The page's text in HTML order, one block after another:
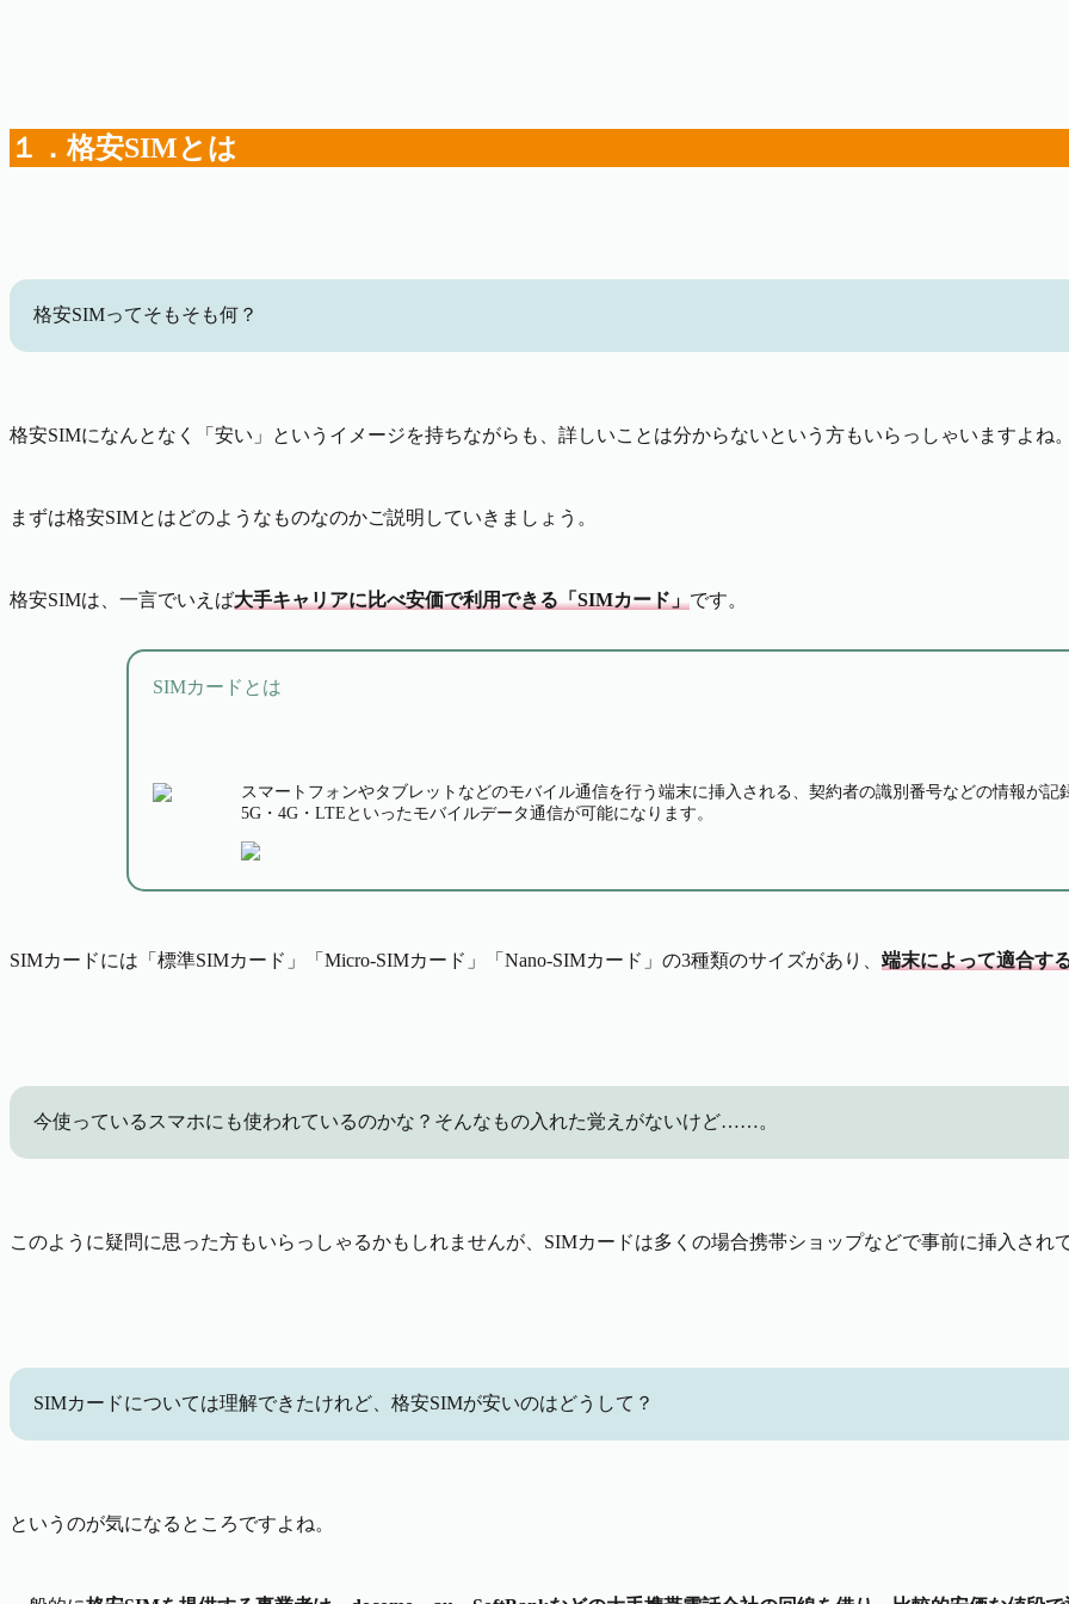
１．格安SIMとは
格安SIMってそもそも何？
格安SIMになんとなく「安い」というイメージを持ちながらも、詳しいことは分からないという方もいらっしゃいますよね
まずは格安SIMとはどのようなものなのかご説明していきましょう。
格安SIMは、一言でいえば大手キャリアに比べ安価で利用できる「SIMカード」です。
SIMカードとは
スマートフォンやタブレットなどのモバイル通信を行う端末に挿入される、契約者の識別番号などの情報が
5G・4G・LTEといったモバイルデータ通信が可能になります。
SIMカードには「標準SIMカード」「Micro-SIMカード」「Nano-SIMカード」の3種類のサイズがあり、 端末によって適合す
今使っているスマホにも使われているのかな？そんなもの入れた覚えがないけど……。
このように疑問に思った方もいらっしゃるかもしれませんが、SIMカードは多くの場合携帯ショップなどで事前に挿入され
SIMカードについては理解できたけれど、格安SIMが安いのはどうして？
というのが気になるところですよね。